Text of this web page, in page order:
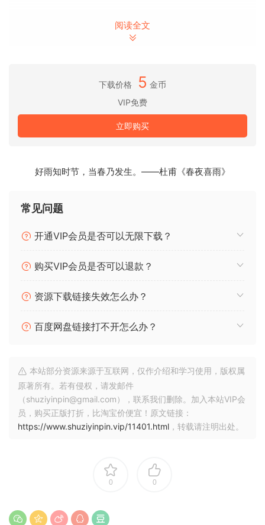
，包括木键的原声音和簧片的原声音响，当然还有扬声器的声
– 适用于 KONTAKT 的 PLAYERS WURLITZER！5.8.1（24
– “循环脚本和 4 种真实速度” 使演奏更真实
– 包括发布样本
have ever made!
is special
Here is why:
of the Wurlitzer from the players perspective
that includes the acoustic sound of the wooden keys and
acoustic chime sound of the reeds and of course the
sound from the speakers as well
Wurly when you play with this virtual instrument
– PLAYERS WURLITZER FOR KONTAKT! 5.8.1 (24bit/48kHz)
阅读全文
下载价格 5 金币
VIP免费
立即购买
好雨知时节，当春乃发生。——杜甫《春夜喜雨》
常见问题
开通VIP会员是否可以无限下载？
购买VIP会员是否可以退款？
资源下载链接失效怎么办？
百度网盘链接打不开怎么办？
本站部分资源来源于互联网，仅作介绍和学习使用，版权属
原著所有。若有侵权，请发邮件
（shuziyinpin@gmail.com），联系我们删除。加入本站VIP会
员，购买正版打折，比淘宝价便宜！原文链接：
https://www.shuziyinpin.vip/11401.html ，转载请注明出处。
0 0